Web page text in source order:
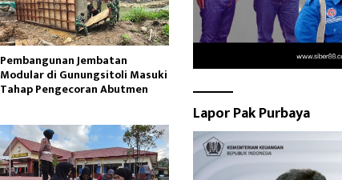
Pembangunan Jembatan
Modular di Gunungsitoli Masuki
Tahap Pengecoran Abutmen
Lapor Pak Purbaya